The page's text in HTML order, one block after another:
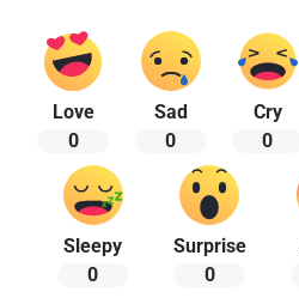
Love
0
Sad
0
Cry
0
Sleepy
0
Surprise
0